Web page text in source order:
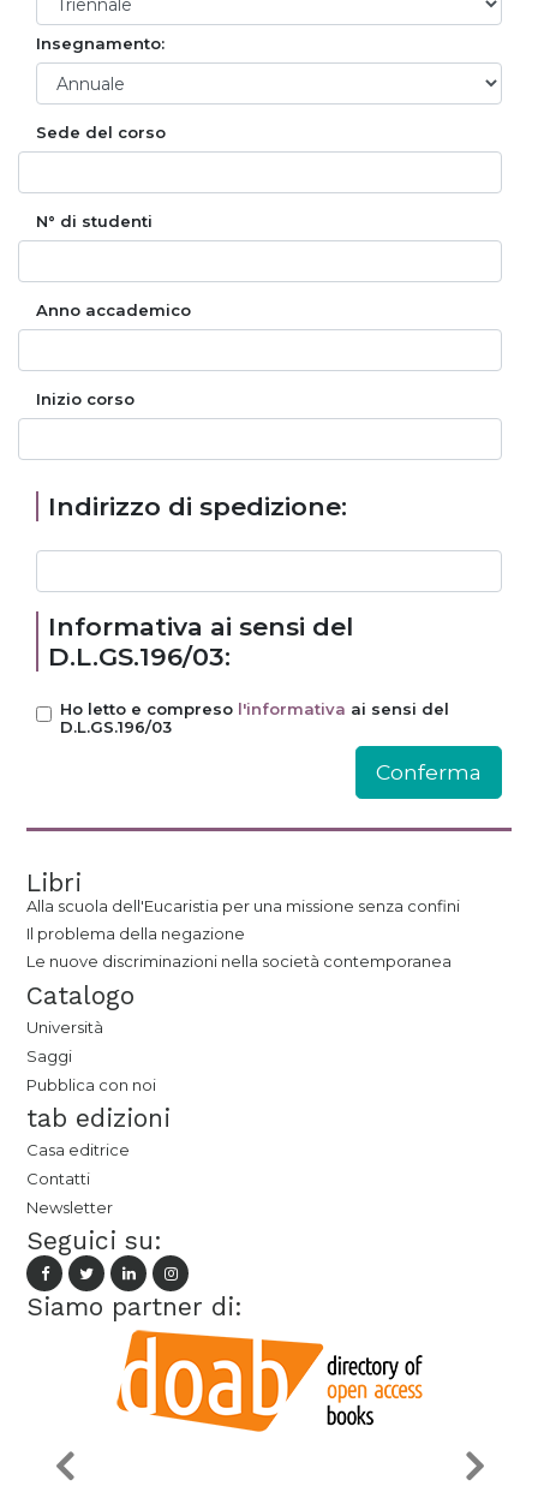
Insegnamento:
Sede del corso
N° di studenti
Anno accademico
Inizio corso
Indirizzo di spedizione:
Informativa ai sensi del
D.L.GS.196/03:
Ho letto e compreso l'informativa ai sensi del
D.L.GS.196/03
Libri
Alla scuola dell'Eucaristia per una missione senza confini
Il problema della negazione
Le nuove discriminazioni nella società contemporanea
Catalogo
Università
Saggi
Pubblica con noi
tab edizioni
Casa editrice
Contatti
Newsletter
Seguici su:
Siamo partner di: